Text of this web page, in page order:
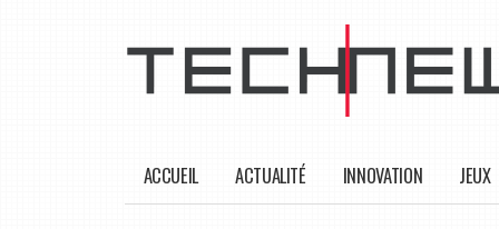
ACCUEIL ACTUALITÉ INNOVATION JEUX